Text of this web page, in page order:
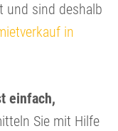
und sind deshalb
in
einfach,
Sie mit Hilfe